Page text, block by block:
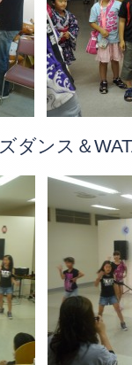
ダンス＆